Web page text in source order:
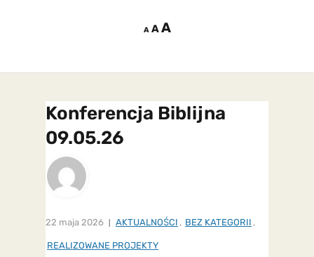
A AA
Konferencja Biblijna
09.05.26
22 maja 2026 AKTUALNOŚCI , BEZ KATEGORII ,
REALIZOWANE PROJEKTY